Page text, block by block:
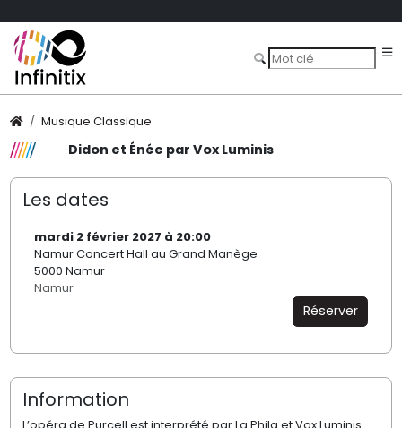
Musique Classique
Didon et Énée par Vox Luminis
Les dates
mardi 2 février 2027 à 20:00
Namur Concert Hall au Grand Manège
5000 Namur
Namur
Réserver
Information